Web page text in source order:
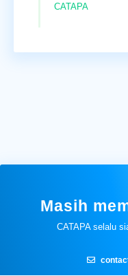
CATAPA
Masih
CATAPA selalu